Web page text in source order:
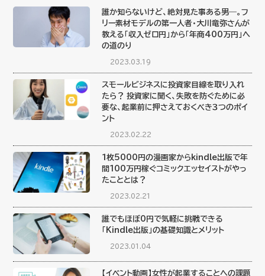
誰か知らないけど、絶対見た事ある男―。フ
リー素材モデルの第一人者・大川竜弥さんが
教える「収入ゼロ円」から「年商400万円」へ
の道のり
2023.03.19
スモールビジネスに投資家目線を取り入れ
たら？ 投資家に聞く、失敗を防ぐために必
要な、起業前に押さえておくべき３つのポイ
ント
2023.02.22
１枚5000円の漫画家からkindle出版で年
間100万円稼ぐコミックエッセイストがやっ
たこととは？
2023.02.21
誰でもほぼ0円で気軽に挑戦できる
「Kindle出版」の基礎知識とメリット
2023.01.04
【イベント動画】女性が起業することへの課題